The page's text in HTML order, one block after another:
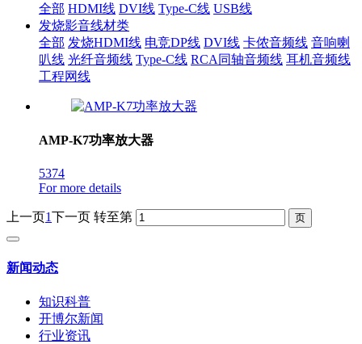
全部 HDMI线 DVI线 Type-C线 USB线
发烧影音线材类
全部 发烧HDMI线 电竞DP线 DVI线 卡侬音频线 音响喇
叭线 光纤音频线 Type-C线 RCA同轴音频线 耳机音频线
工程网线
AMP-K7功率放大器
5374
For more details
上一页1下一页 转至第
新闻动态
知识科普
开博尔新闻
行业资讯